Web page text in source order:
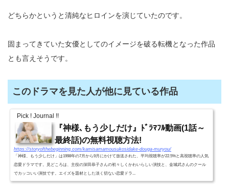
どちらかというと清純なヒロインを演じていたのです。
固まってきていた女優としてのイメージを破る転機となった作品
とも言えそうです。
このドラマを見た人が他に見ている作品
Pick ! Journal !!
『神様､もう少しだけ』ﾄﾞﾗﾏﾌﾙ動画(1話～
最終話)の無料視聴方法!
https://storyofthebeginning.com/kamisamamousukosidake-douga-muryou/
「神様、もう少しだけ」は1998年の7月から9月にかけて放送された、平均視聴率が22.5%と高視聴率の人気
恋愛ドラマです。見どころは、主役の深田恭子さんの初々しくかわいらしい演技と、金城武さんのクール
でカッコいい演技です。エイズを題材とした淡く切ない恋愛ドラ...